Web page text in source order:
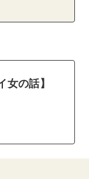
女の話】